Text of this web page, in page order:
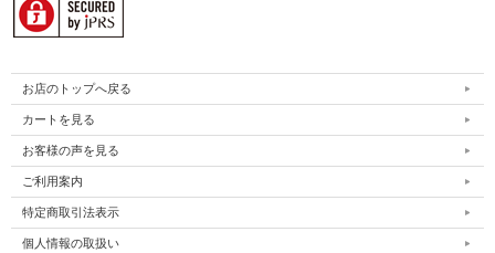
お店のトップへ戻る
カートを見る
お客様の声を見る
ご利用案内
特定商取引法表示
個人情報の取扱い